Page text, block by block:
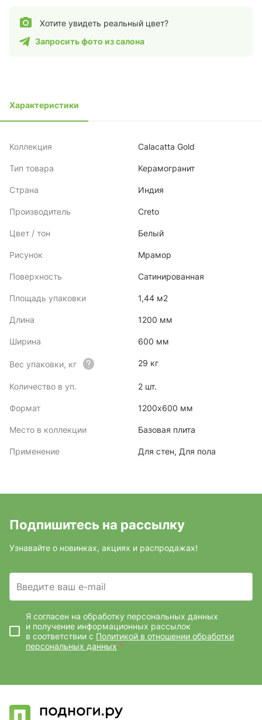
Хотите увидеть реальный цвет?
Запросить фото из салона
Характеристики
Коллекция Calacatta Gold
Тип товара Керамогранит
Страна Индия
Производитель Creto
Цвет / тон Белый
Рисунок Мрамор
Поверхность Сатинированная
Площадь упаковки 1,44 м2
Длина 1200 мм
Ширина 600 мм
Вес упаковки, кг 29 кг
Количество в уп. 2 шт.
Формат 1200х600 мм
Место в коллекции Базовая плита
Применение Для стен, Для пола
Подпишитесь на рассылку
Узнавайте о новинках, акциях и распродажах!
Введите ваш e-mail
Я согласен на обработку персональных данных
и получение информационных рассылок
в соответствии с Политикой в отношении обработки
персональных данных *